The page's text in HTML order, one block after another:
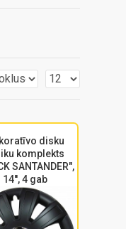
disku
komplekts
SANTANDER",
14'', 4 gab